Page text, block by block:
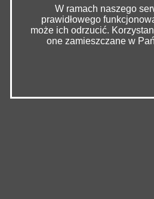
W ramach naszego
prawidłowego
może ich odrzucić.
one zamieszczane w